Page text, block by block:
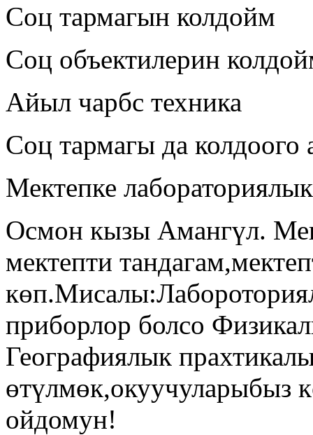
Соц тармагын колдойм
Соц объектилерин
Айыл чарбс техника
Соц тармагы да
Мектепке
Осмон кызы Амангүл.
мектепти
приборлор болсо
Географиялык
өтүлмөк,окуучуларыбыз
ойдомун!